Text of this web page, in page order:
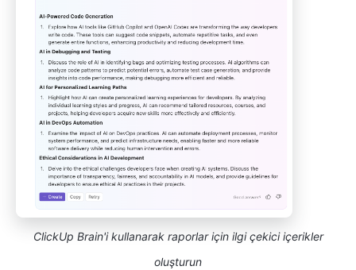
ClickUp Brain'i kullanarak raporlar için ilgi çekici içerikler
oluşturun